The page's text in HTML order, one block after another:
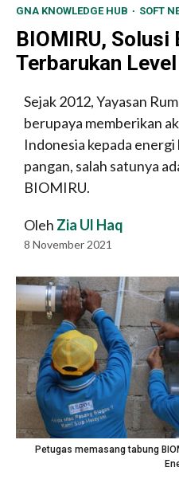
GNA KNOWLEDGE HUB SOFT
BIOMIRU, Solusi
Terbarukan
Sejak 2012, Yayasan
berupaya memberikan
Indonesia kepada
pangan, salah satunya
BIOMIRU.
Oleh Zia Ul Haq
8 November 2021
Petugas memasang tabung